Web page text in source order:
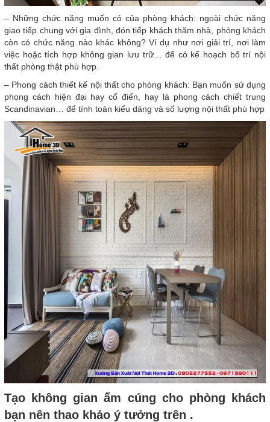
– Những chức năng muốn có của phòng khách: ngoài chức năng
giao tiếp chung với gia đình, đón tiếp khách thăm nhà, phòng khách
còn có chức năng nào khác không? Ví dụ như nơi giải trí, nơi làm
việc hoặc tích hợp không gian lưu trữ… để có kế hoạch bố trí nội
thất phòng thật phù hợp.
– Phong cách thiết kế nội thất cho phòng khách: Bạn muốn sử dụng
phong cách hiện đại hay cổ điển, hay là phong cách chiết trung
Scandinavian… để tính toán kiểu dáng và số lượng nội thất phù hợp
Tạo không gian ấm cúng cho phòng khách
bạn nên thao khảo ý tưởng trên .